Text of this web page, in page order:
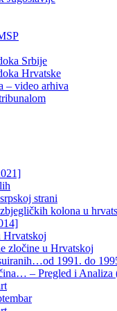
Srbije
Hrvatske
– video arhiva
strani
kolona u
Hrvatskoj
zločine u Hrvatskoj
1991. do
– Pregled i Analiza